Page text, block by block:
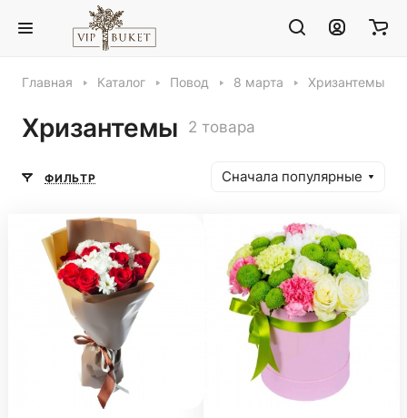
Главная Каталог Повод 8 марта Хризантемы
Хризантемы 2 товара
ФИЛЬТР Сначала популярные